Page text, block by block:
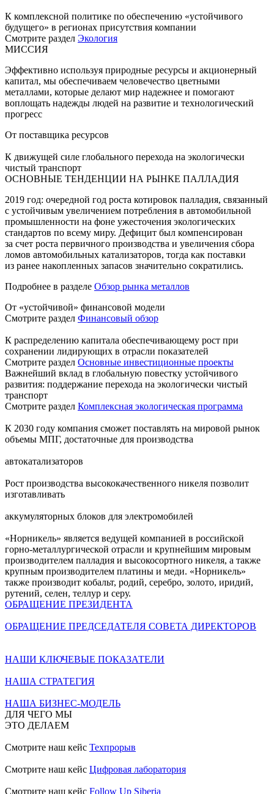
К комплексной политике по обеспечению «устойчивого
будущего» в регионах присутствия компании
Смотрите раздел Экология
МИССИЯ
Эффективно используя природные ресурсы и акционерный
капитал, мы обеспечиваем человечество цветными
металлами, которые делают мир надежнее и помогают
воплощать надежды людей на развитие и технологический
прогресс
От поставщика ресурсов
К движущей силе глобального перехода на экологически
чистый транспорт
ОСНОВНЫЕ ТЕНДЕНЦИИ НА РЫНКЕ ПАЛЛАДИЯ
2019 год: очередной год роста котировок палладия, связанный
с устойчивым увеличением потребления в автомобильной
промышленности на фоне ужесточения экологических
стандартов по всему миру. Дефицит был компенсирован
за счет роста первичного производства и увеличения сбора
ломов автомобильных катализаторов, тогда как поставки
из ранее накопленных запасов значительно сократились.
Подробнее в разделе Обзор рынка металлов
От «устойчивой» финансовой модели
Смотрите раздел Финансовый обзор
К распределению капитала обеспечивающему рост при
сохранении лидирующих в отрасли показателей
Смотрите раздел Основные инвестиционные проекты
Важнейший вклад в глобальную повестку устойчивого
развития: поддержание перехода на экологически чистый
транспорт
Смотрите раздел Комплексная экологическая программа
К 2030 году компания сможет поставлять на мировой рынок
объемы МПГ, достаточные для производства
автокатализаторов
Рост производства высококачественного никеля позволит
изготавливать
аккумуляторных блоков для электромобилей
«Норникель» является ведущей компанией в российской
горно-металлургической отрасли и крупнейшим мировым
производителем палладия и высокосортного никеля, а также
крупным производителем платины и меди. «Норникель»
также производит кобальт, родий, серебро, золото, иридий,
рутений, селен, теллур и серу.
ОБРАЩЕНИЕ ПРЕЗИДЕНТА
ОБРАЩЕНИЕ ПРЕДСЕДАТЕЛЯ СОВЕТА ДИРЕКТОРОВ
НАШИ КЛЮЧЕВЫЕ ПОКАЗАТЕЛИ
НАША СТРАТЕГИЯ
НАША БИЗНЕС-МОДЕЛЬ
ДЛЯ ЧЕГО МЫ
ЭТО ДЕЛАЕМ
Смотрите наш кейс Техпрорыв
Смотрите наш кейс Цифровая лаборатория
Смотрите наш кейс Follow Up Siberia